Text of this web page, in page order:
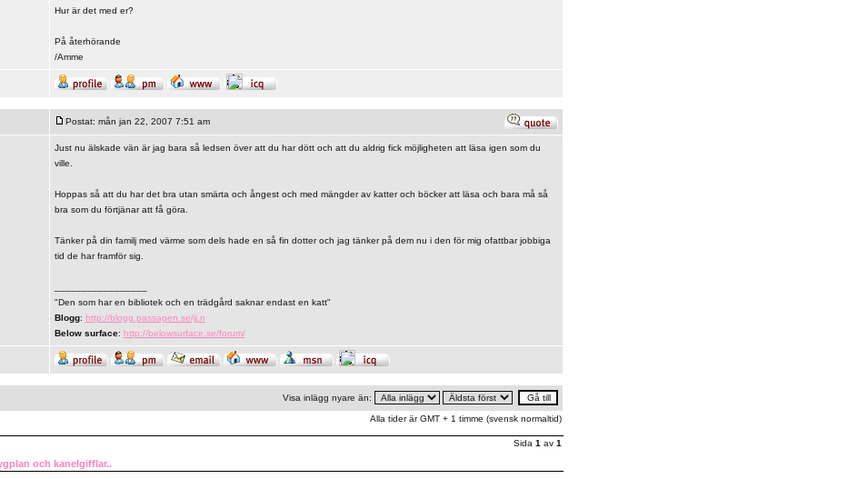
Hur är det med er?
På återhörande
/Amme
Postat: mån jan 22, 2007 7:51 am
Just nu älskade vän är jag bara så ledsen över att du har dött och att du aldrig fick möjligheten att läsa igen som du
ville.
Hoppas så att du har det bra utan smärta och ångest och med mängder av katter och böcker att läsa och bara må så
bra som du förtjänar att få göra.
Tänker på din familj med värme som dels hade en så fin dotter och jag tänker på dem nu i den för mig ofattbar jobbiga
tid de har framför sig.
"Den som har en bibliotek och en trädgård saknar endast en katt"
Blogg: http://blogg.passagen.se/jj.n
Below surface: http://belowsurface.se/forum/
Visa inlägg nyare än:
Alla tider är GMT + 1 timme (svensk normaltid)
Sida 1 av 1
och kanelgifflar..